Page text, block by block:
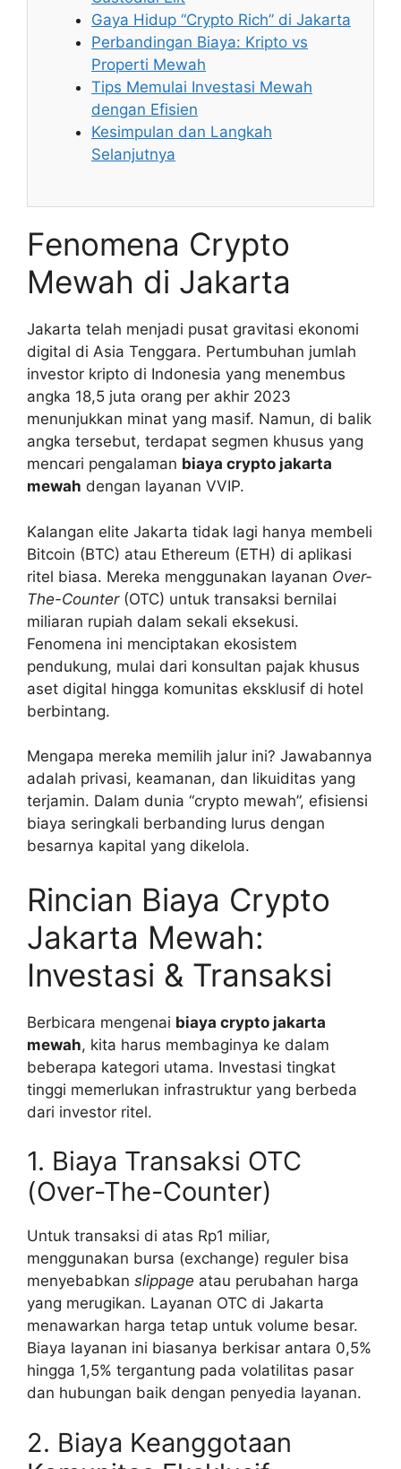
Gaya Hidup “Crypto Rich” di Jakarta
Perbandingan Biaya: Kripto vs
Properti Mewah
Tips Memulai Investasi Mewah
dengan Efisien
Kesimpulan dan Langkah
Selanjutnya
Fenomena Crypto
Mewah di Jakarta
Jakarta telah menjadi pusat gravitasi ekonomi
digital di Asia Tenggara. Pertumbuhan jumlah
investor kripto di Indonesia yang menembus
angka 18,5 juta orang per akhir 2023
menunjukkan minat yang masif. Namun, di balik
angka tersebut, terdapat segmen khusus yang
mencari pengalaman biaya crypto jakarta
mewah dengan layanan VVIP.
Kalangan elite Jakarta tidak lagi hanya membeli
Bitcoin (BTC) atau Ethereum (ETH) di aplikasi
ritel biasa. Mereka menggunakan layanan Over-
The-Counter(OTC) untuk transaksi bernilai
miliaran rupiah dalam sekali eksekusi.
Fenomena ini menciptakan ekosistem
pendukung, mulai dari konsultan pajak khusus
aset digital hingga komunitas eksklusif di hotel
berbintang.
Mengapa mereka memilih jalur ini? Jawabannya
adalah privasi, keamanan, dan likuiditas yang
terjamin. Dalam dunia “crypto mewah”, efisiensi
biaya seringkali berbanding lurus dengan
besarnya kapital yang dikelola.
Rincian Biaya Crypto
Jakarta Mewah:
Investasi & Transaksi
Berbicara mengenai biaya crypto jakarta
mewah, kita harus membaginya ke dalam
beberapa kategori utama. Investasi tingkat
tinggi memerlukan infrastruktur yang berbeda
dari investor ritel.
1. Biaya Transaksi OTC
(Over-The-Counter)
Untuk transaksi di atas Rp1 miliar,
menggunakan bursa (exchange) reguler bisa
menyebabkan slippage atau perubahan harga
yang merugikan. Layanan OTC di Jakarta
menawarkan harga tetap untuk volume besar.
Biaya layanan ini biasanya berkisar antara 0,5%
hingga 1,5% tergantung pada volatilitas pasar
dan hubungan baik dengan penyedia layanan.
2. Biaya Keanggotaan